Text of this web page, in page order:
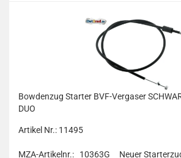
Bowdenzug Starter BVF-Vergaser
DUO
Artikel Nr.: 11495
MZA-Artikelnr.: 10363G
Neuer